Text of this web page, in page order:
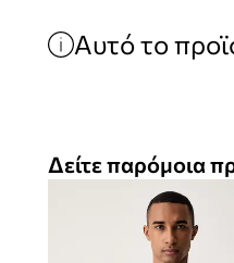
Αυτό το
Δείτε παρόμοια